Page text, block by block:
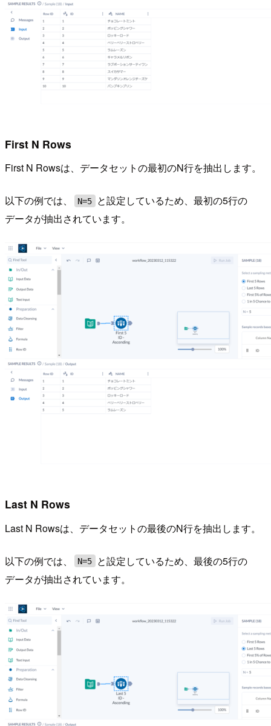
First N Rows
First N Rowsは、データセットの最初のN行を抽出します。
以下の例では、 N=5
と設定しているため、最初の5行の
データが抽出されています。
Last N Rows
Last N Rowsは、データセットの最後のN行を抽出します。
以下の例では、 N=5
と設定しているため、最後の5行の
データが抽出されています。